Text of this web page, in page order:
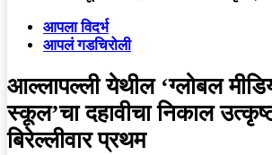
आपला विदर्भ
आपलं गडचिरोली
आल्लापल्ली येथील ‘ग्लोबल
स्कूल’चा दहावीचा निकाल
बिरेल्लीवार प्रथम